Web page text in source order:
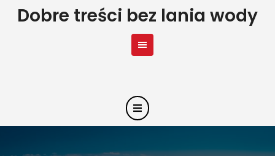
SkipDobre treści bez lania wody